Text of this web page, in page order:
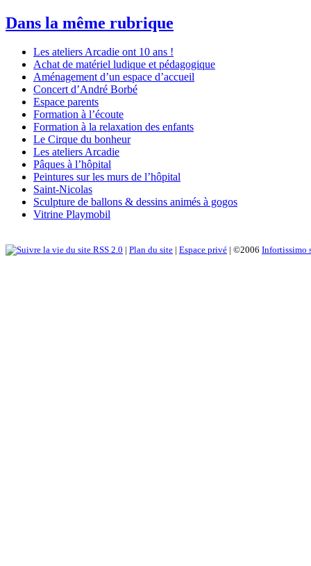
Dans la même rubrique
Les ateliers Arcadie ont 10 ans !
Achat de matériel ludique et pédagogique
Aménagement d’un espace d’accueil
Concert d’André Borbé
Espace parents
Formation à l’écoute
Formation à la relaxation des enfants
Le Cirque du bonheur
Les ateliers Arcadie
Pâques à l’hôpital
Peintures sur les murs de l’hôpital
Saint-Nicolas
Sculpture de ballons & dessins animés à gogos
Vitrine Playmobil
RSS 2.0 | Plan du site | Espace privé | ©2006 Infortissimo